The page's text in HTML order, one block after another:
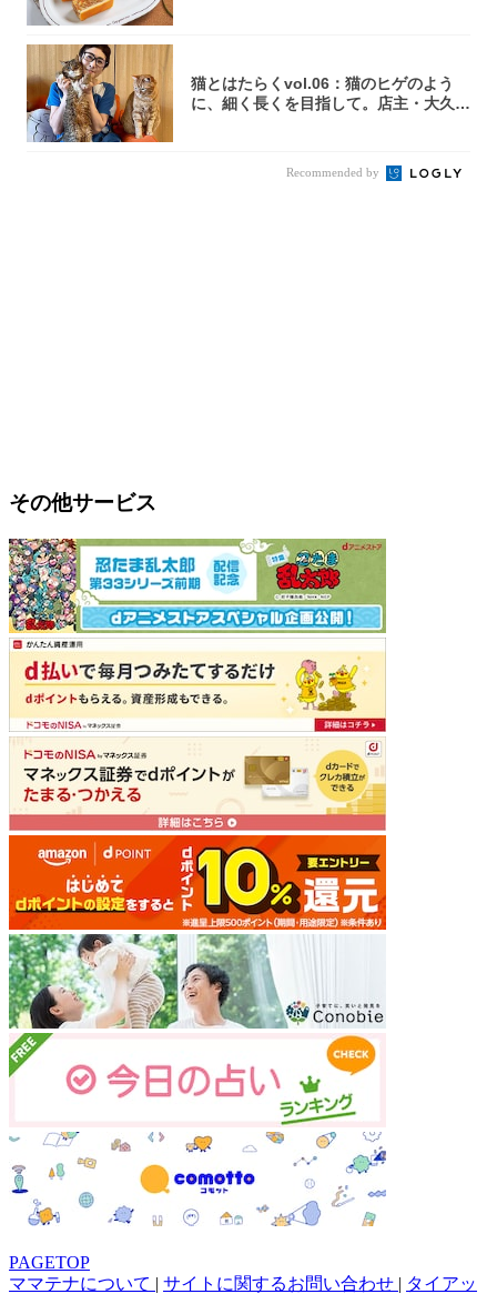
猫とはたらくvol.06：猫のヒゲのよう
に、細く長くを目指して。店主・大久保
Recommended by
その他サービス
PAGETOP
ママテナについて | サイトに関するお問い合わせ | タイアッ